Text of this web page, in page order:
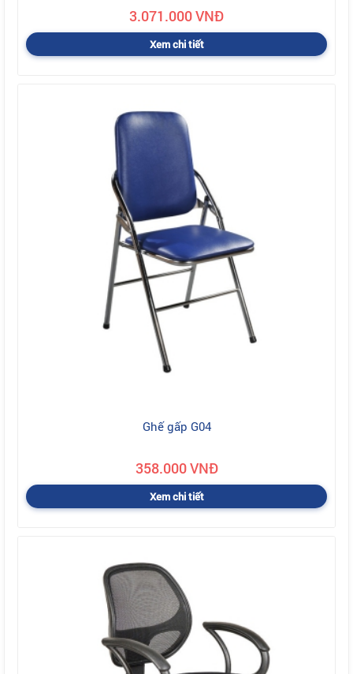
3.071.000 VNĐ
Xem chi tiết
Ghế gấp G04
358.000 VNĐ
Xem chi tiết